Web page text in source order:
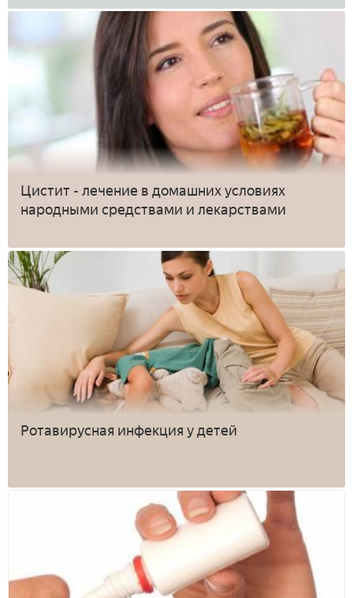
Цистит - лечение в домашних условиях
народными средствами и лекарствами
Ротавирусная инфекция у детей